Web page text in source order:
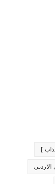
]
الاردني